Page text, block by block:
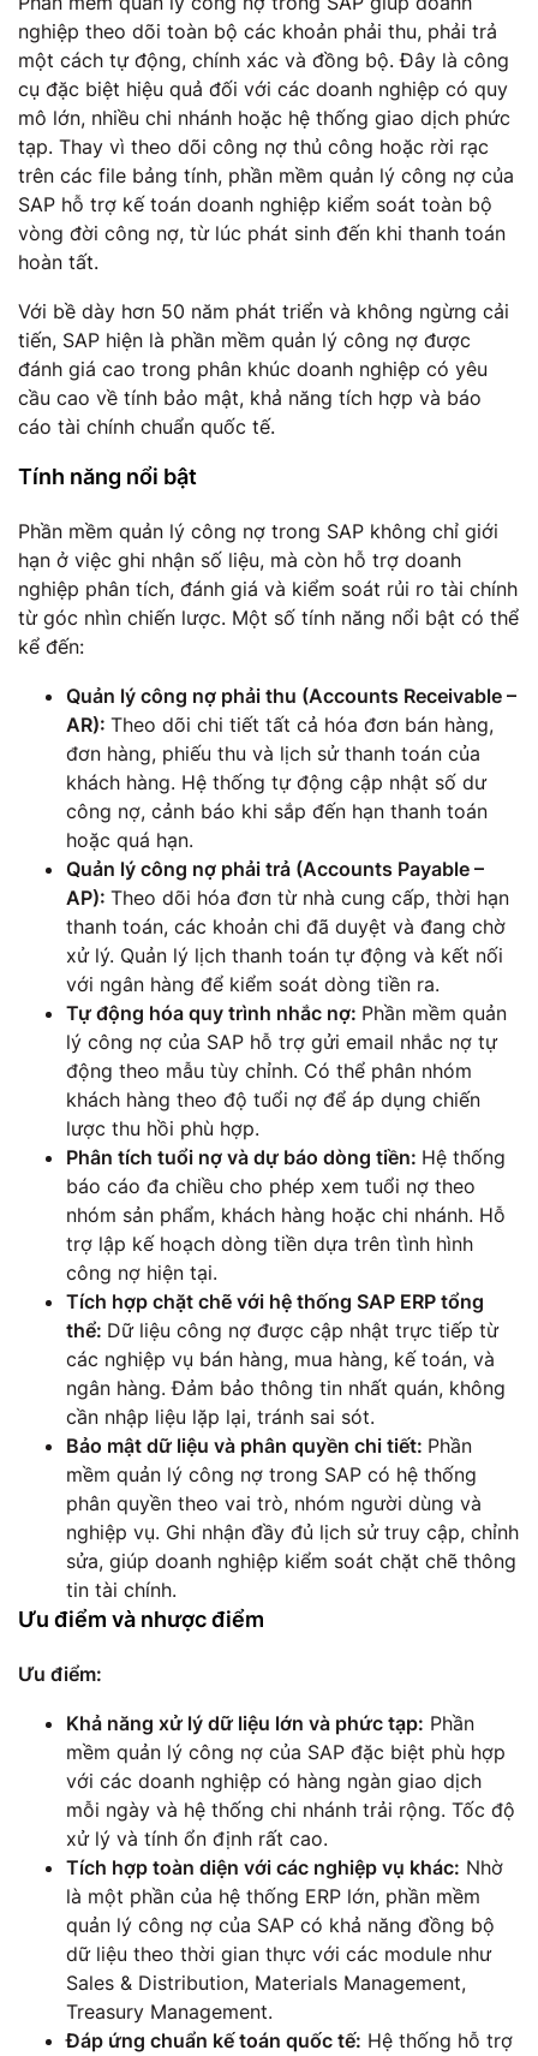
nghiệp theo dõi toàn bộ các khoản phải thu, phải trả
một cách tự động, chính xác và đồng bộ. Đây là công
cụ đặc biệt hiệu quả đối với các doanh nghiệp có quy
mô lớn, nhiều chi nhánh hoặc hệ thống giao dịch phức
tạp. Thay vì theo dõi công nợ thủ công hoặc rời rạc
trên các file bảng tính, phần mềm quản lý công nợ của
SAP hỗ trợ kế toán doanh nghiệp kiểm soát toàn bộ
vòng đời công nợ, từ lúc phát sinh đến khi thanh toán
hoàn tất.
Với bề dày hơn 50 năm phát triển và không ngừng cải
tiến, SAP hiện là phần mềm quản lý công nợ được
đánh giá cao trong phân khúc doanh nghiệp có yêu
cầu cao về tính bảo mật, khả năng tích hợp và báo
cáo tài chính chuẩn quốc tế.
Tính năng nổi bật
Phần mềm quản lý công nợ trong SAP không chỉ giới
hạn ở việc ghi nhận số liệu, mà còn hỗ trợ doanh
nghiệp phân tích, đánh giá và kiểm soát rủi ro tài chính
từ góc nhìn chiến lược. Một số tính năng nổi bật có thể
kể đến:
Quản lý công nợ phải thu (Accounts Receivable –
AR): Theo dõi chi tiết tất cả hóa đơn bán hàng,
đơn hàng, phiếu thu và lịch sử thanh toán của
khách hàng. Hệ thống tự động cập nhật số dư
công nợ, cảnh báo khi sắp đến hạn thanh toán
hoặc quá hạn.
Quản lý công nợ phải trả (Accounts Payable –
AP): Theo dõi hóa đơn từ nhà cung cấp, thời hạn
thanh toán, các khoản chi đã duyệt và đang chờ
xử lý. Quản lý lịch thanh toán tự động và kết nối
với ngân hàng để kiểm soát dòng tiền ra.
Tự động hóa quy trình nhắc nợ: Phần mềm quản
lý công nợ của SAP hỗ trợ gửi email nhắc nợ tự
động theo mẫu tùy chỉnh. Có thể phân nhóm
khách hàng theo độ tuổi nợ để áp dụng chiến
lược thu hồi phù hợp.
Phân tích tuổi nợ và dự báo dòng tiền: Hệ thống
báo cáo đa chiều cho phép xem tuổi nợ theo
nhóm sản phẩm, khách hàng hoặc chi nhánh. Hỗ
trợ lập kế hoạch dòng tiền dựa trên tình hình
công nợ hiện tại.
Tích hợp chặt chẽ với hệ thống SAP ERP tổng
thể: Dữ liệu công nợ được cập nhật trực tiếp từ
các nghiệp vụ bán hàng, mua hàng, kế toán, và
ngân hàng. Đảm bảo thông tin nhất quán, không
cần nhập liệu lặp lại, tránh sai sót.
Bảo mật dữ liệu và phân quyền chi tiết: Phần
mềm quản lý công nợ trong SAP có hệ thống
phân quyền theo vai trò, nhóm người dùng và
nghiệp vụ. Ghi nhận đầy đủ lịch sử truy cập, chỉnh
sửa, giúp doanh nghiệp kiểm soát chặt chẽ thông
tin tài chính.
Ưu điểm và nhược điểm
Ưu điểm:
Khả năng xử lý dữ liệu lớn và phức tạp: Phần
mềm quản lý công nợ của SAP đặc biệt phù hợp
với các doanh nghiệp có hàng ngàn giao dịch
mỗi ngày và hệ thống chi nhánh trải rộng. Tốc độ
xử lý và tính ổn định rất cao.
Tích hợp toàn diện với các nghiệp vụ khác: Nhờ
là một phần của hệ thống ERP lớn, phần mềm
quản lý công nợ của SAP có khả năng đồng bộ
dữ liệu theo thời gian thực với các module như
Sales & Distribution, Materials Management,
Treasury Management.
Đáp ứng chuẩn kế toán quốc tế: Hệ thống hỗ trợ